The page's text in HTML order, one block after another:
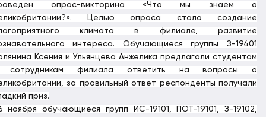
опрос-викторина «Что мы знаем о
Целью опроса стало создание
климата в филиале, развитие
интереса. Обучающиеся группы З-19401
Ксения и Ульянцева Анжелика предлагали студентам
сотрудникам филиала ответить на вопросы о
за правильный ответ респонденты получали
приз.
ноября обучающиеся групп ИС-19101, ПОТ-19101, З-19102,